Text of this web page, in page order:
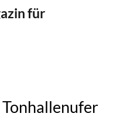
für